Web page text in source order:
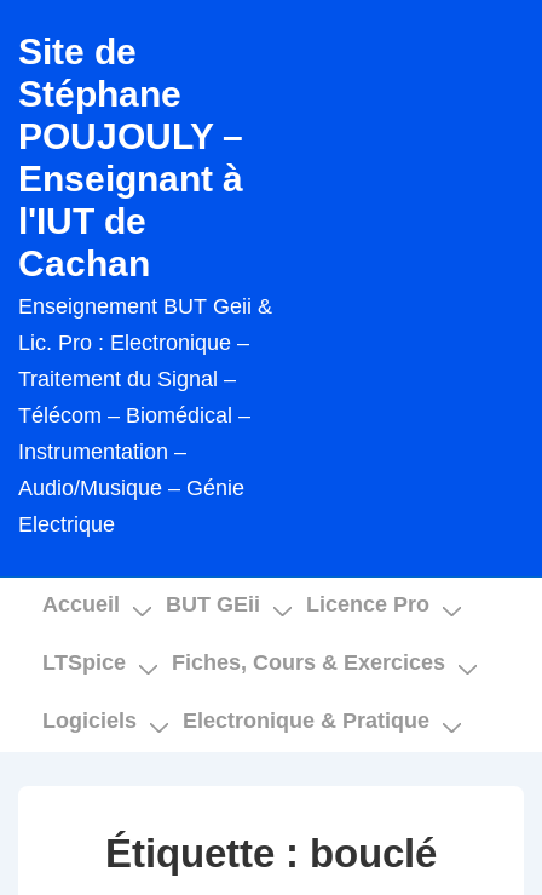
passer
au
contenu
principal
Site de
Stéphane
POUJOULY –
Enseignant à
l'IUT de
Cachan
Enseignement BUT Geii &
Lic. Pro : Electronique –
Traitement du Signal –
Télécom – Biomédical –
Instrumentation –
Audio/Musique – Génie
Electrique
Main
Accueil BUT GEii Licence Pro
LTSpice Fiches, Cours & Exercices
Logiciels Electronique & Pratique
Étiquette : bouclé